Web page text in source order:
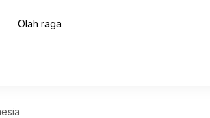
Olah raga